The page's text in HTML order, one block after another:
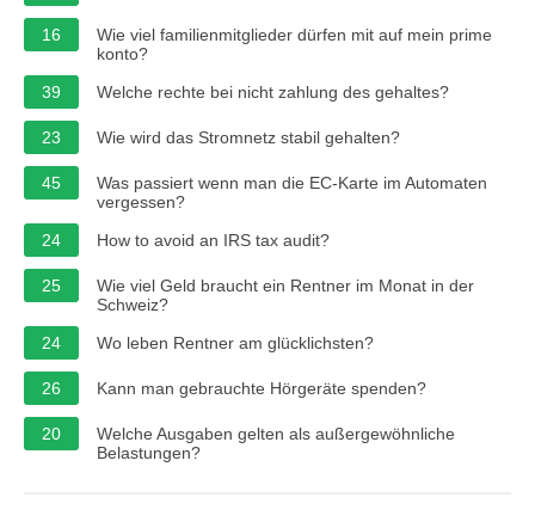
16
Wie viel familienmitglieder dürfen mit auf mein prime
konto?
39
Welche rechte bei nicht zahlung des gehaltes?
23 Wie wird das Stromnetz stabil gehalten?
45
Was passiert wenn man die EC-Karte im Automaten
vergessen?
24
How to avoid an IRS tax audit?
25
Wie viel Geld braucht ein Rentner im Monat in der
Schweiz?
24
Wo leben Rentner am glücklichsten?
26 Kann man gebrauchte Hörgeräte spenden?
20
Welche Ausgaben gelten als außergewöhnliche
Belastungen?